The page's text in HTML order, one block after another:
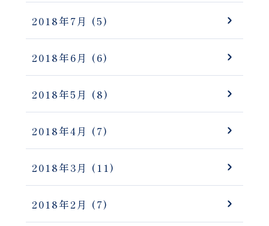
2018年7月 (5)
2018年6月 (6)
2018年5月 (8)
2018年4月 (7)
2018年3月 (11)
2018年2月 (7)